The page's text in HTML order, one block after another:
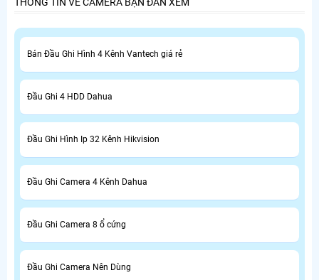
Bán Đầu Ghi Hình 4 Kênh Vantech giá rẻ
Đầu Ghi 4 HDD Dahua
Đầu Ghi Hình Ip 32 Kênh Hikvision
Đầu Ghi Camera 4 Kênh Dahua
Đầu Ghi Camera 8 ổ cứng
Đầu Ghi Camera Nên Dùng